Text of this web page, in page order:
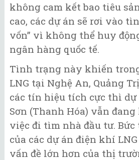
không cam kết bao tiêu
cao, các dự án sẽ rơi vào
vốn” vì không thể huy
ngân hàng quốc tế.
Tình trạng này khiến
LNG tại Nghệ An, Quảng
các tín hiệu tích cực thì dự
Sơn (Thanh Hóa) vẫn
việc đi tìm nhà đầu tư.
của các dự án điện khí
vấn đề lớn hơn của thị